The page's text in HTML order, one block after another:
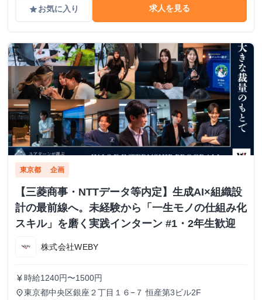
gradeお気に入り 求人を見る
東京都 企画
【三菱商事・NTTデータ等内定】生成AI×組織設
計の最前線へ。未経験から「一生モノの仕組み化
スキル」を磨く実践インターン #1・2年生歓迎
株式会社WEBY
currency_yen 時給1240円〜1500円
place東京都中央区銀座２丁目１６−７ 恒産第3ビル2F